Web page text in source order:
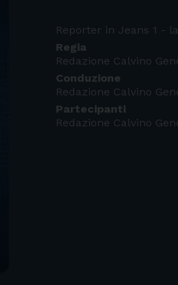
Reporter in Jeans 1 -
Regia
Redazione Calvino
Conduzione
Redazione Calvino
Partecipanti
Redazione Calvino